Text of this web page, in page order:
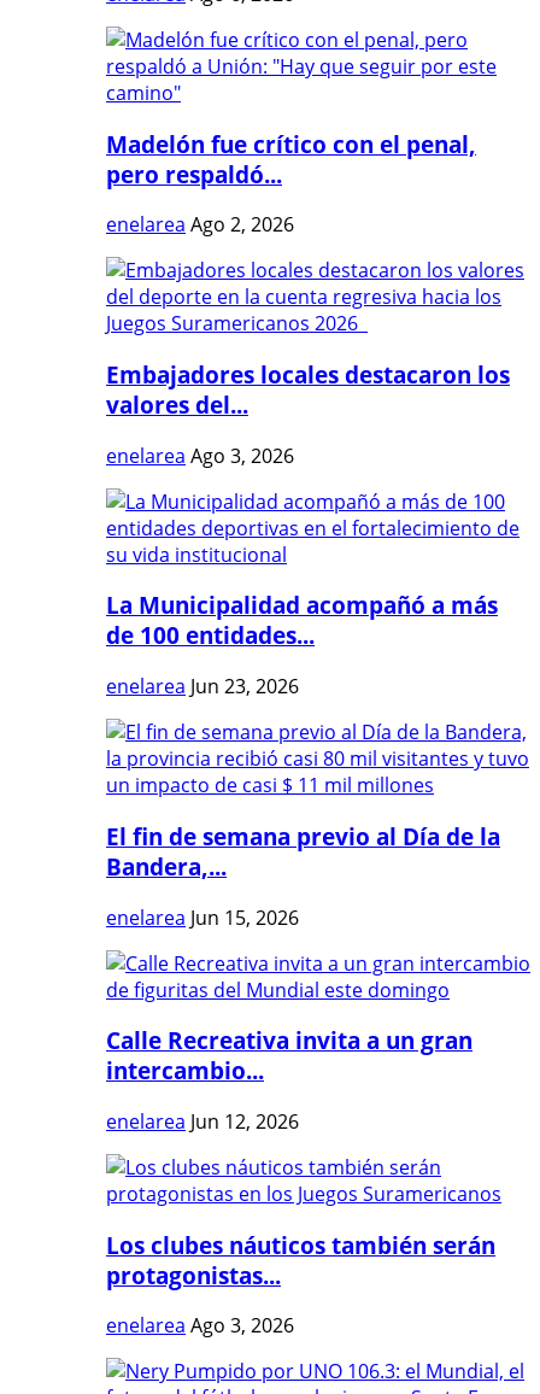
Madelón fue crítico con el penal,
pero respaldó...
enelarea Ago 2, 2026
Embajadores locales destacaron los
valores del...
enelarea Ago 3, 2026
La Municipalidad acompañó a más
de 100 entidades...
enelarea Jun 23, 2026
El fin de semana previo al Día de la
Bandera,...
enelarea Jun 15, 2026
Calle Recreativa invita a un gran
intercambio...
enelarea Jun 12, 2026
Los clubes náuticos también serán
protagonistas...
enelarea Ago 3, 2026